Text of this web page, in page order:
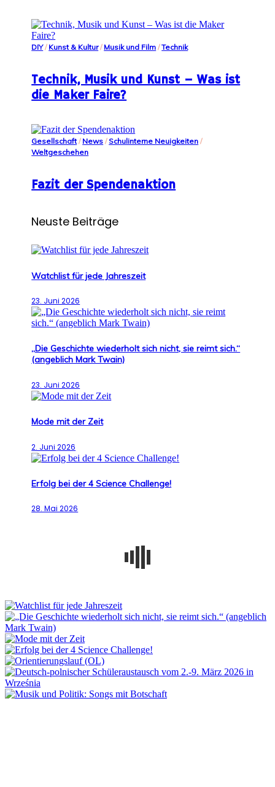
DIY/ Kunst & Kultur/ Musik und Film /Technik
Technik, Musik und Kunst – Was ist
die Maker Faire?
Gesellschaft/ News / Schulinterne Neuigkeiten /
Weltgeschehen
Fazit der Spendenaktion
Neuste Beiträge
Watchlist für jede Jahreszeit
23. Juni 2026
„Die Geschichte wiederholt sich nicht, sie reimt sich.“
(angeblich Mark Twain)
23. Juni 2026
Mode mit der Zeit
2. Juni 2026
Erfolg bei der 4 Science Challenge!
28. Mai 2026